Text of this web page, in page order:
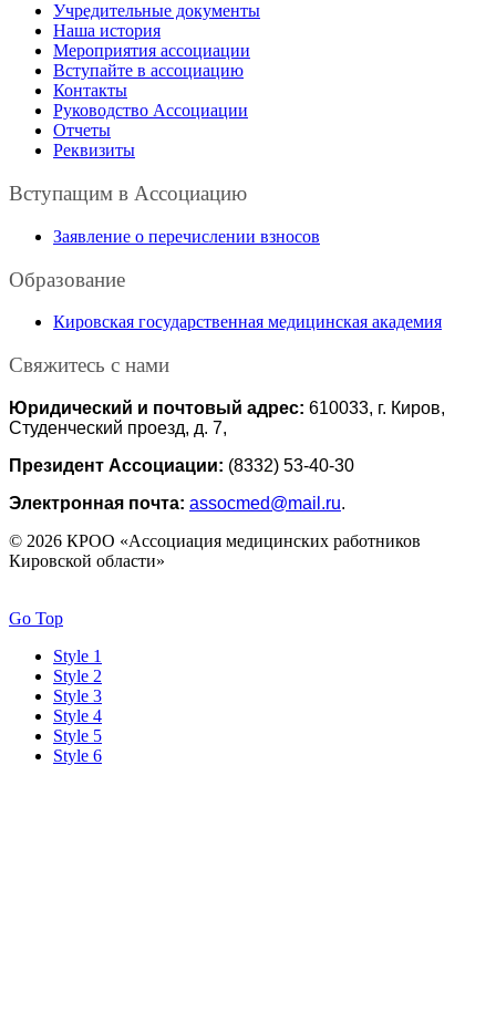
Учредительные документы
Наша история
Мероприятия ассоциации
Вступайте в ассоциацию
Контакты
Руководство Ассоциации
Отчеты
Реквизиты
Вступащим в Ассоциацию
Заявление о перечислении взносов
Образование
Кировская государственная медицинская академия
Свяжитесь с нами
Юридический и почтовый адрес: 610033, г. Киров,
Студенческий проезд, д. 7,
Президент Ассоциации: (8332) 53-40-30
Электронная почта: assocmed@mail.ru.
© 2026 КРОО «Ассоциация медицинских работников
Кировской области»
Go Top
Style 1
Style 2
Style 3
Style 4
Style 5
Style 6